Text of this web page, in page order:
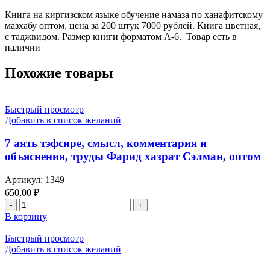
оптом,
цена
за
200
рублей
Книга на киргизском языке обучение намаза по ханафитскому
мазхабу оптом, цена за 200 штук 7000 рублей. Книга цветная,
с таджвидом. Размер книги форматом А-6. Товар есть в
наличии
Похожие товары
Быстрый просмотр
Добавить в список желаний
7 аять тэфсире, смысл, комментария и
объяснения, труды Фарид хазрат Сэлман, оптом
Артикул: 1349
650,00 ₽
Количество
товара
7
аять
тэфсире,
В корзину
Быстрый просмотр
Добавить в список желаний